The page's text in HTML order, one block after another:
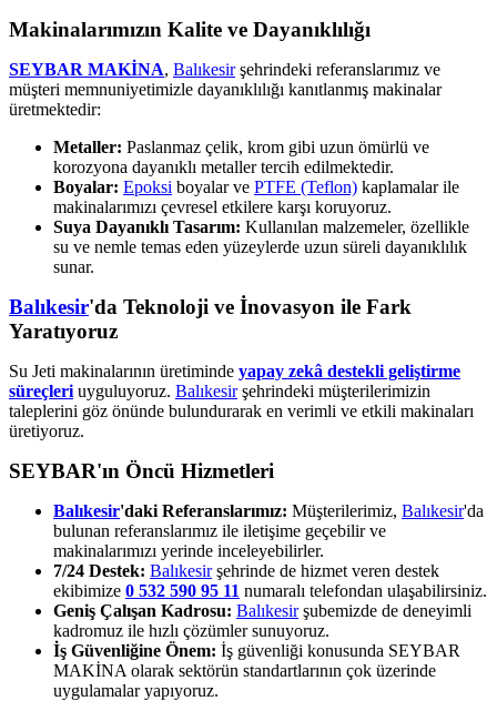
Makinalarımızın Kalite ve Dayanıklılığı
SEYBAR MAKİNA, Balıkesirşehrindeki referanslarımız ve
müşteri memnuniyetimizle dayanıklılığı kanıtlanmış makinalar
üretmektedir:
Metaller: Paslanmaz çelik, krom gibi uzun ömürlü ve
korozyona dayanıklı metaller tercih edilmektedir.
Boyalar: Epoksi boyalar ve PTFE (Teflon) kaplamalar ile
makinalarımızı çevresel etkilere karşı koruyoruz.
Suya Dayanıklı Tasarım: Kullanılan malzemeler, özellikle
su ve nemle temas eden yüzeylerde uzun süreli dayanıklılık
sunar.
Balıkesir'da Teknoloji ve İnovasyon ile Fark
Yaratıyoruz
Su Jeti makinalarının üretiminde yapay zekâ destekli geliştirme
süreçleri uyguluyoruz. Balıkesirşehrindeki müşterilerimizin
taleplerini göz önünde bulundurarak en verimli ve etkili makinaları
üretiyoruz.
SEYBAR'ın Öncü Hizmetleri
Balıkesir'daki Referanslarımız: Müşterilerimiz, Balıkesir'da
bulunan referanslarımız ile iletişime geçebilir ve
makinalarımızı yerinde inceleyebilirler.
7/24 Destek: Balıkesirşehrinde de hizmet veren destek
ekibimize 0 532 590 95 11 numaralı telefondan ulaşabilirsiniz.
Geniş Çalışan Kadrosu: Balıkesirşubemizde de deneyimli
kadromuz ile hızlı çözümler sunuyoruz.
İş Güvenliğine Önem: İş güvenliği konusunda SEYBAR
MAKİNA olarak sektörün standartlarının çok üzerinde
uygulamalar yapıyoruz.